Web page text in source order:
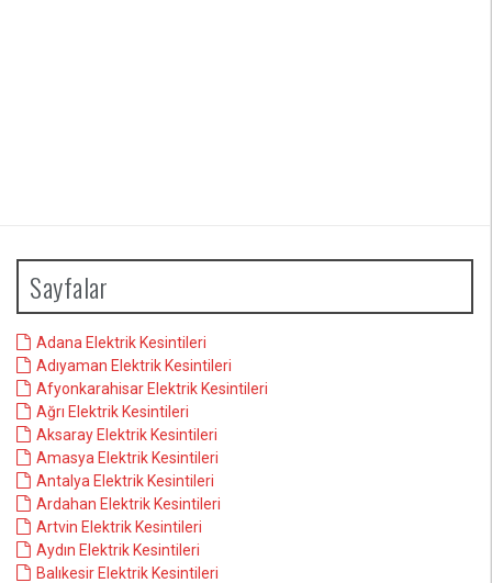
Sayfalar
Adana Elektrik Kesintileri
Adıyaman Elektrik Kesintileri
Afyonkarahisar Elektrik Kesintileri
Ağrı Elektrik Kesintileri
Aksaray Elektrik Kesintileri
Amasya Elektrik Kesintileri
Antalya Elektrik Kesintileri
Ardahan Elektrik Kesintileri
Artvin Elektrik Kesintileri
Aydın Elektrik Kesintileri
Balıkesir Elektrik Kesintileri